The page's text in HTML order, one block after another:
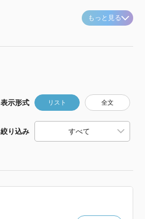
もっと見る
表示形式 リスト 全文
絞り込み